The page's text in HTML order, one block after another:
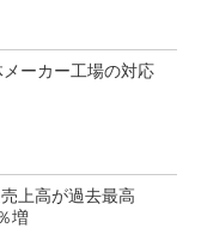
ーカー工場の対応
上高が過去最高
増